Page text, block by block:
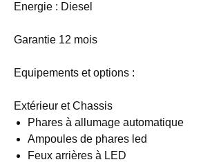
Energie : Diesel
Garantie 12 mois
Equipements et options :
Extérieur et Chassis
Phares à allumage automatique
Ampoules de phares led
Feux arrières à LED